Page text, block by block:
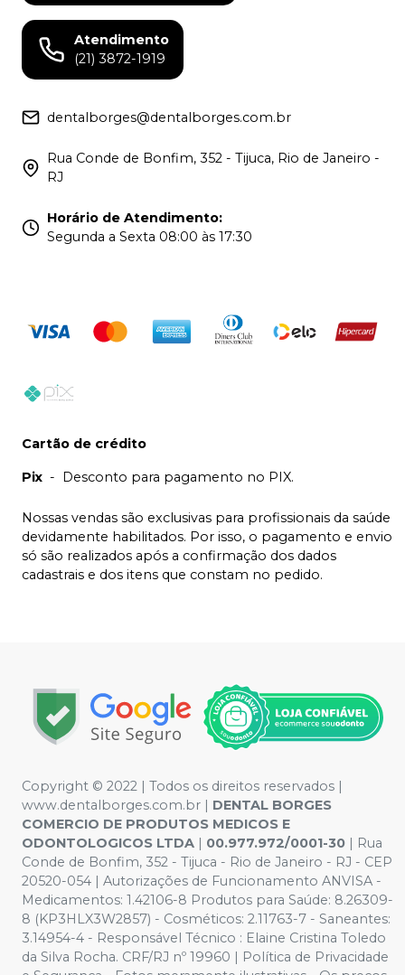
Atendimento
(21) 3872-1919
dentalborges@dentalborges.com.br
Rua Conde de Bonfim, 352 - Tijuca, Rio de Janeiro -
RJ
Horário de Atendimento:
Segunda a Sexta 08:00 às 17:30
Cartão de crédito
Pix - Desconto para pagamento no PIX.
Nossas vendas são exclusivas para profissionais da saúde
devidamente habilitados. Por isso, o pagamento e envio
só são realizados após a confirmação dos dados
cadastrais e dos itens que constam no pedido.
Copyright © 2022 | Todos os direitos reservados |
www.dentalborges.com.br | DENTAL BORGES
COMERCIO DE PRODUTOS MEDICOS E
ODONTOLOGICOS LTDA | 00.977.972/0001-30 | Rua
Conde de Bonfim, 352 - Tijuca - Rio de Janeiro - RJ - CEP
20520-054 | Autorizações de Funcionamento ANVISA -
Medicamentos: 1.42106-8 Produtos para Saúde: 8.26309-
8 (KP3HLX3W2857) - Cosméticos: 2.11763-7 - Saneantes:
3.14954-4 - Responsável Técnico : Elaine Cristina Toledo
da Silva Rocha. CRF/RJ nº 19960 | Política de Privacidade